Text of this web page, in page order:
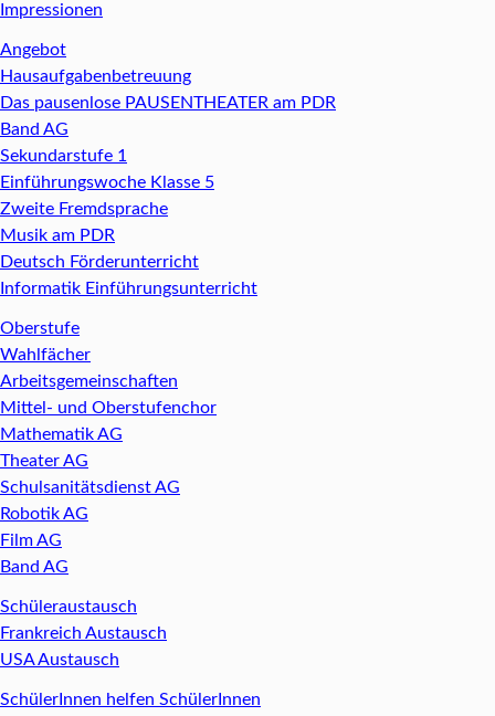
Impressionen
Angebot
Hausaufgabenbetreuung
Das pausenlose PAUSENTHEATER am PDR
Band AG
Sekundarstufe 1
Einführungswoche Klasse 5
Zweite Fremdsprache
Musik am PDR
Deutsch Förderunterricht
Informatik Einführungsunterricht
Oberstufe
Wahlfächer
Arbeitsgemeinschaften
Mittel- und Oberstufenchor
Mathematik AG
Theater AG
Schulsanitätsdienst AG
Robotik AG
Film AG
Band AG
Schüleraustausch
Frankreich Austausch
USA Austausch
SchülerInnen helfen SchülerInnen